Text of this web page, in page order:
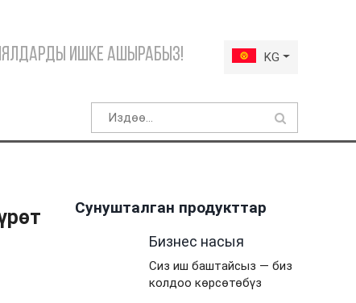
KG
ишке ашырабыз!
Сунушталган продукттар
Бизнес насыя
Сиз иш баштайсыз — биз
колдоо көрсөтөбүз